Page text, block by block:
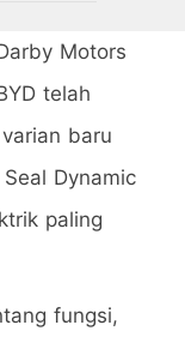
Motors
telah
baru
Dynamic
paling
fungsi,